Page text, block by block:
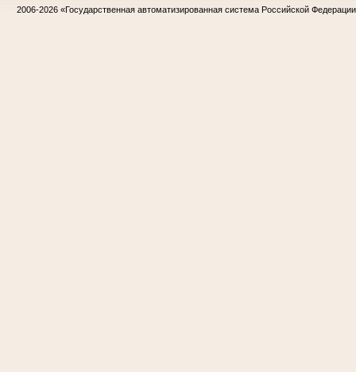
2006-2026 «Государственная автоматизированная система Российской